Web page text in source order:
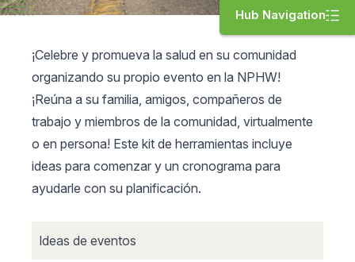
Hub Navigation
¡Celebre y promueva la salud en su comunidad
organizando su propio evento en la NPHW!
¡Reúna a su familia, amigos, compañeros de
trabajo y miembros de la comunidad, virtualmente
o en persona! Este kit de herramientas incluye
ideas para comenzar y un cronograma para
ayudarle con su planificación.
Ideas de eventos